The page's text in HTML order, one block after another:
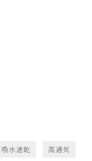
吸水速乾 高通気